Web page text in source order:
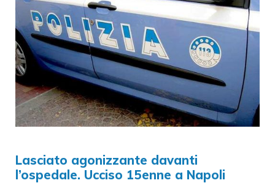
Lasciato agonizzante davanti
l’ospedale. Ucciso 15enne a Napoli